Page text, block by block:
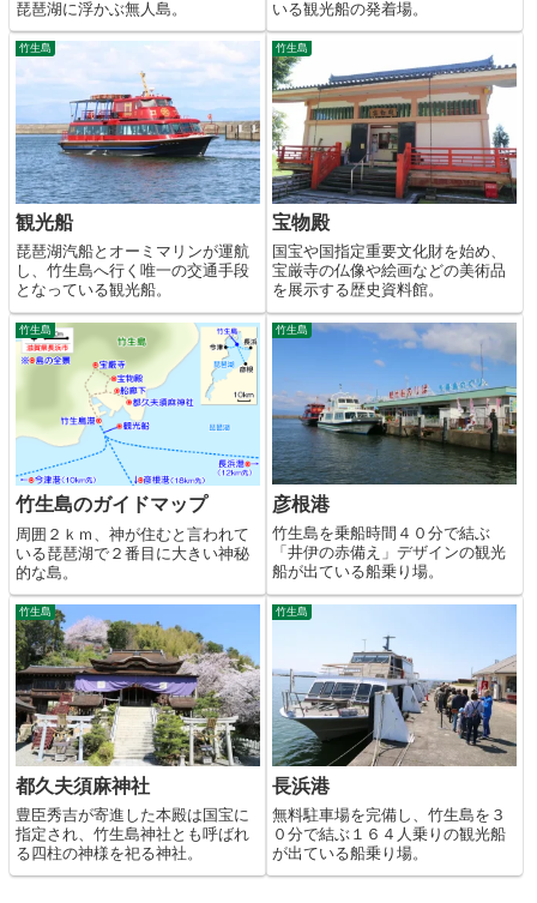
琵琶湖に浮かぶ無人島。
いる観光船の発着場。
竹生島
観光船
琵琶湖汽船とオーミマリンが運航
し、竹生島へ行く唯一の交通手段
となっている観光船。
竹生島
宝物殿
国宝や国指定重要文化財を始め、
宝厳寺の仏像や絵画などの美術品
を展示する歴史資料館。
竹生島
竹生島のガイドマップ
周囲２ｋｍ、神が住むと言われて
いる琵琶湖で２番目に大きい神秘
的な島。
竹生島
彦根港
竹生島を乗船時間４０分で結ぶ
「井伊の赤備え」デザインの観光
船が出ている船乗り場。
竹生島
都久夫須麻神社
豊臣秀吉が寄進した本殿は国宝に
指定され、竹生島神社とも呼ばれ
る四柱の神様を祀る神社。
竹生島
長浜港
無料駐車場を完備し、竹生島を３
０分で結ぶ１６４人乗りの観光船
が出ている船乗り場。